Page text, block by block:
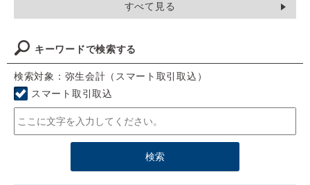
すべて見る
キーワードで検索する
検索対象：弥生会計（スマート取引取込）
スマート取引取込